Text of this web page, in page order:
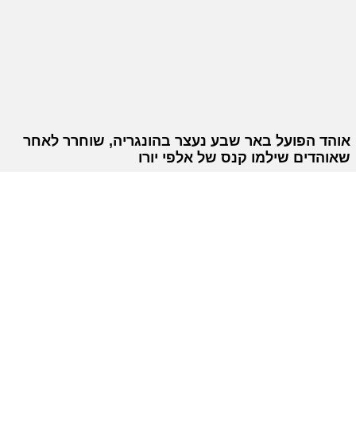
אוהד הפועל באר שבע נעצר בהונגריה, שוחרר לאחר
שאוהדים שילמו קנס של אלפי יורו